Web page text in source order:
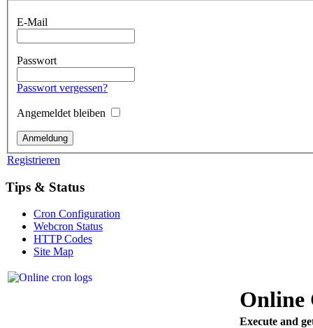
E-Mail
Passwort
Passwort vergessen?
Angemeldet bleiben
Registrieren
Tips & Status
Cron Configuration
Webcron Status
HTTP Codes
Site Map
Online
Execute and